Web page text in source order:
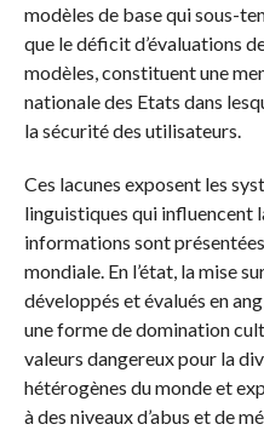
modèles de base qui sous-
que le déficit d’évaluations
modèles, constituent une
nationale des Etats dans
la sécurité des utilisateurs.
Ces lacunes exposent les
linguistiques qui influencent
informations sont présentées
mondiale. En l’état, la mise
développés et évalués en
une forme de domination
valeurs dangereux pour la
hétérogènes du monde et
à des niveaux d’abus et de